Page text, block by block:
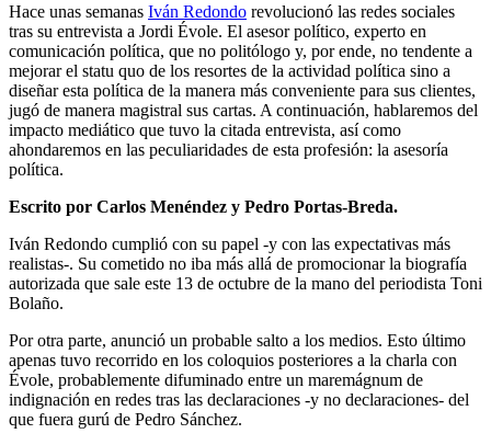
Hace unas semanas Iván Redondo revolucionó las redes sociales
tras su entrevista a Jordi Évole. El asesor político, experto en
comunicación política, que no politólogo y, por ende, no tendente a
mejorar el statu quo de los resortes de la actividad política sino a
diseñar esta política de la manera más conveniente para sus clientes,
jugó de manera magistral sus cartas. A continuación, hablaremos del
impacto mediático que tuvo la citada entrevista, así como
ahondaremos en las peculiaridades de esta profesión: la asesoría
política.
Escrito por Carlos Menéndez y Pedro Portas-Breda.
Iván Redondo cumplió con su papel -y con las expectativas más
realistas-. Su cometido no iba más allá de promocionar la biografía
autorizada que sale este 13 de octubre de la mano del periodista Toni
Bolaño.
Por otra parte, anunció un probable salto a los medios. Esto último
apenas tuvo recorrido en los coloquios posteriores a la charla con
Évole, probablemente difuminado entre un maremágnum de
indignación en redes tras las declaraciones -y no declaraciones- del
que fuera gurú de Pedro Sánchez.